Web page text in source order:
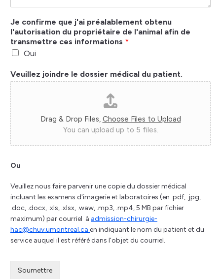
Je confirme que j'ai préalablement obtenu
l'autorisation du propriétaire de l'animal afin de
transmettre ces informations *
Oui
Veuillez joindre le dossier médical du patient.
Drag & Drop Files, Choose Files to Upload
You can upload up to 5 files.
Ou
Veuillez nous faire parvenir une copie du dossier médical
incluant les examens d'imagerie et laboratoires (en .pdf, .jpg,
.doc, .docx, .xls, .xlsx, .waw, .mp3, .mp4, 5 MB par fichier
maximum) par courriel à admission-chirurgie-
hac@chuv.umontreal.ca en indiquant le nom du patient et du
service auquel il est référé dans l'objet du courriel.
Soumettre